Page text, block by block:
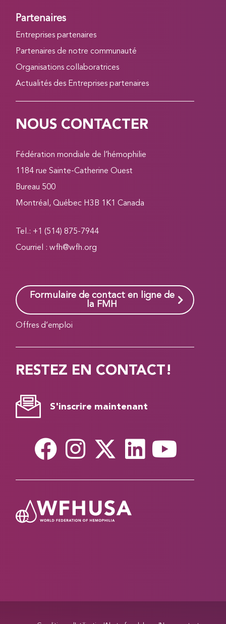
Partenaires
Entreprises partenaires
Partenaires de notre communauté
Organisations collaboratrices
Actualités des Entreprises partenaires
NOUS CONTACTER
Fédération mondiale de l’hémophilie
1184 rue Sainte-Catherine Ouest
Bureau 500
Montréal, Québec H3B 1K1 Canada
Tel.: +1 (514) 875-7944
Courriel :wfh@wfh.org
Formulaire de contact en ligne de
la FMH
Offres d’emploi
RESTEZ EN CONTACT!
S'inscrire maintenant